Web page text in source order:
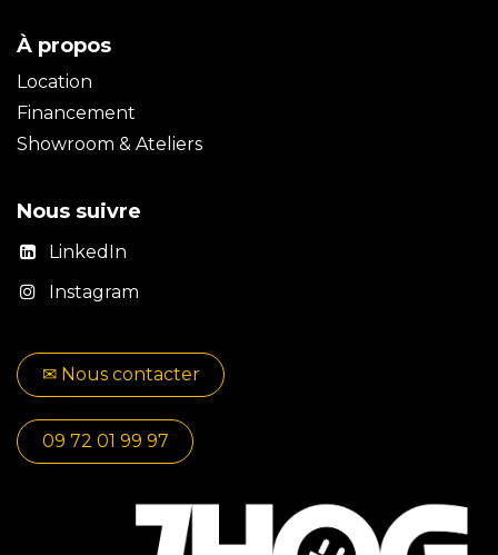
À propos
Location
Financement
Showroom & Ateliers
Nous suivre
LinkedIn
Instagram
✉​​ No​​​​us contacter
09 72 01 99 97